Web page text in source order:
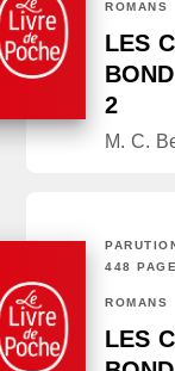
ROMANS
LES
2
M. C.
448
ROMANS
LES